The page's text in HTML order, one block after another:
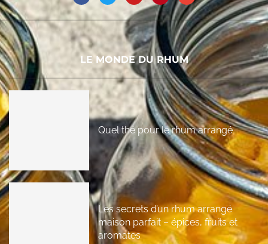
LE MONDE DU RHUM
Quel thé pour le rhum arrangé
Les secrets d’un rhum arrangé
maison parfait – épices, fruits et
aromates